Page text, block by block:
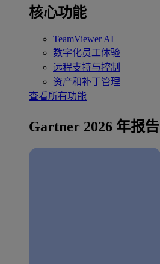
核心功能
TeamViewer AI
数字化员工体验
远程支持与控制
资产和补丁管理
查看所有功能
Gartner 2026 年报告